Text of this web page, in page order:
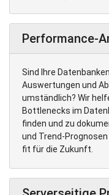
Performance-
Sind Ihre
Auswertungen und
umständlich? Wir
Bottlenecks im
finden und zu
und Trend-
fit für die Zukunft.